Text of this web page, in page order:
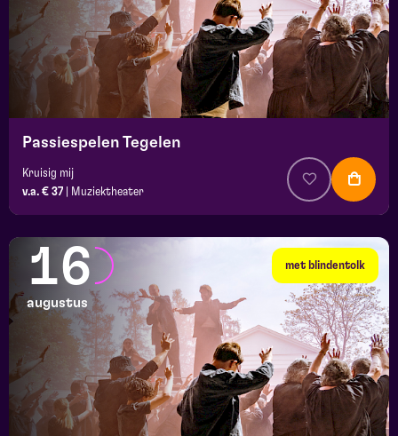
Passiespelen Tegelen
Kruisig mij
v.a. € 37
Muziektheater
met blindentolk
16
augustus